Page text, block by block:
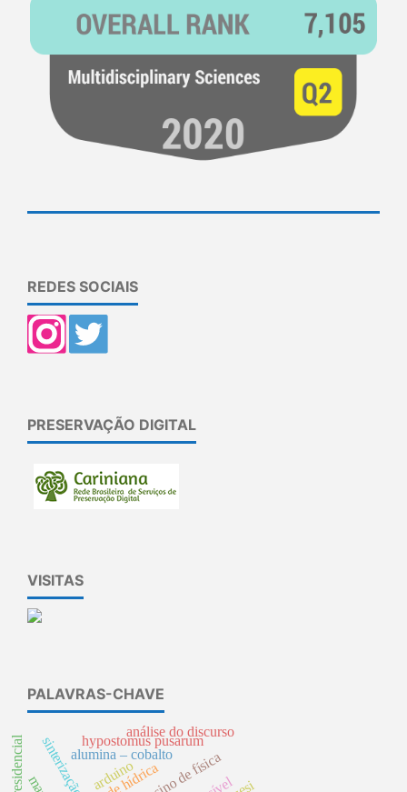
REDES SOCIAIS
PRESERVAÇÃO DIGITAL
VISITAS
PALAVRAS-CHAVE
ensino de física
alumina – cobalto
sinterizaçãohypostomus pusarum
análise do discurso
arduino